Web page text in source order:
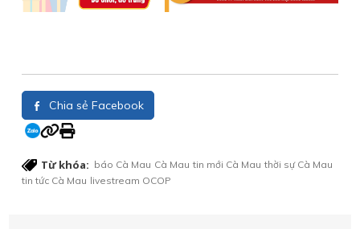
Chia sẻ Facebook
Từ khóa: báo Cà Mau Cà Mau tin mới Cà Mau thời sự Cà Mau
tin tức Cà Mau livestream OCOP